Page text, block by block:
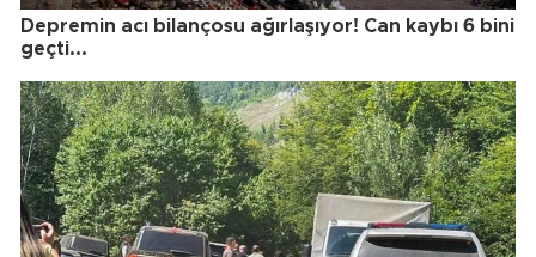
Depremin acı bilançosu ağırlaşıyor! Can kaybı 6 bini
geçti...